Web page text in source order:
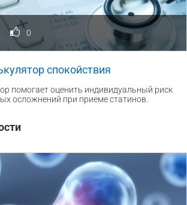
0
спокойствия
помогает оценить индивидуальный риск
осложнений при приеме статинов.